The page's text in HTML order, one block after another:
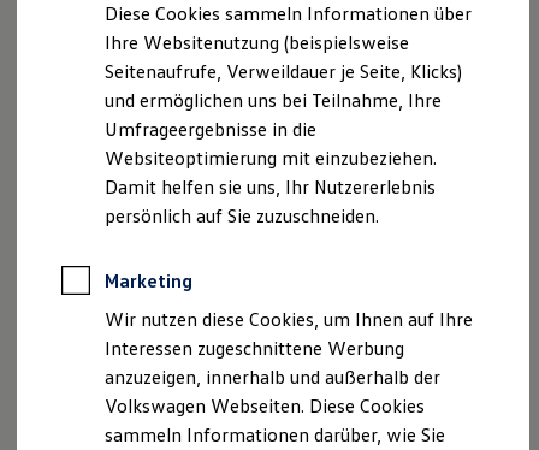
Behörden
Direktkunden
Sonderfahrzeuge
Anpfiff zum Gewinn
Elektromobilität
Elektroautos
ID. Tutorials
Elektrofahrzeugkonzepte
ID. EVERY1
Reichweite
Rekuperation
Laden unterwegs
Laden Zuhause
Ladestationen finden
Ladezeitensimulator
Batterie
Sicherheit
Servicetermin buchen
Serviceanfrage stellen
Ihre Ansprechpartnerbei Auto
Senger Münster
Diese Cookies sammeln Informationen über
Ihre Websitenutzung (beispielsweise
Seitenaufrufe, Verweildauer je Seite, Klicks)
und ermöglichen uns bei Teilnahme, Ihre
Umfrageergebnisse in die
Websiteoptimierung mit einzubeziehen.
Damit helfen sie uns, Ihr Nutzererlebnis
persönlich auf Sie zuzuschneiden.
Marketing
Wir nutzen diese Cookies, um Ihnen auf Ihre
Interessen zugeschnittene Werbung
anzuzeigen, innerhalb und außerhalb der
Volkswagen Webseiten. Diese Cookies
sammeln Informationen darüber, wie Sie